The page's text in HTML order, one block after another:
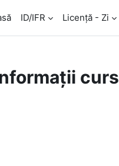
ID/IFR Licență - Zi
curs